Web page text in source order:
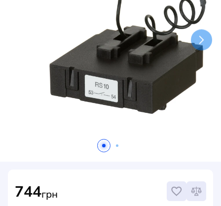
СИСТЕМИ ШИНОПРОВОДІВ ТА СТРУМОПРОВОДІВ
744грн